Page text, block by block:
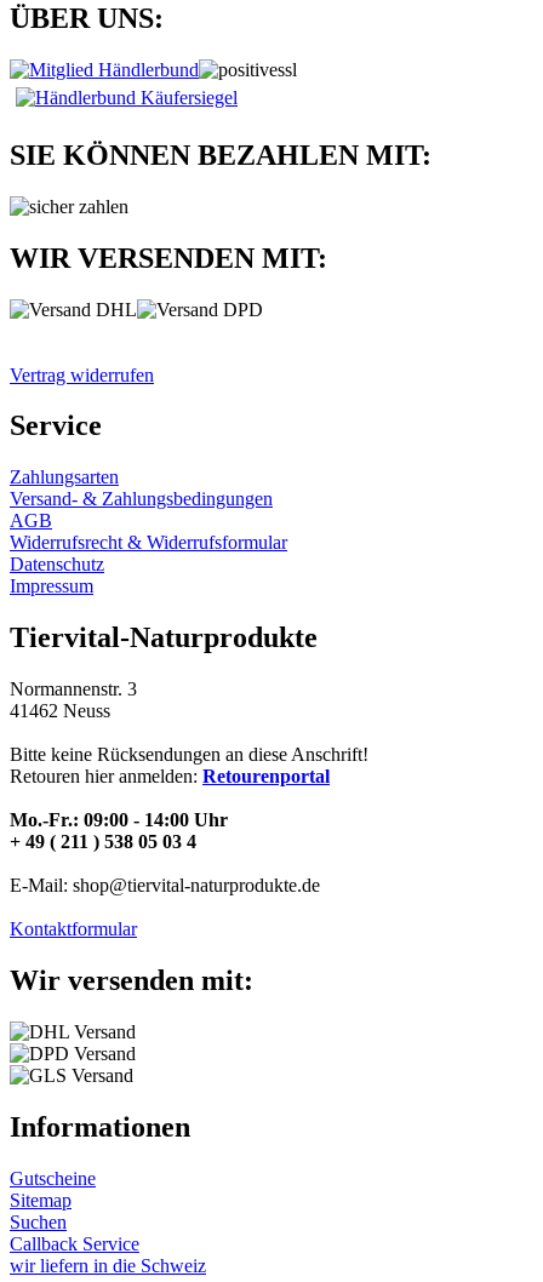
ÜBER UNS:
SIE KÖNNEN BEZAHLEN MIT:
WIR VERSENDEN MIT:
Vertrag widerrufen
Service
Zahlungsarten
Versand- & Zahlungsbedingungen
AGB
Widerrufsrecht & Widerrufsformular
Datenschutz
Impressum
Tiervital-Naturprodukte
Normannenstr. 3
41462 Neuss
Bitte keine Rücksendungen an diese Anschrift!
Retouren hier anmelden: Retourenportal
Mo.-Fr.: 09:00 - 14:00 Uhr
+ 49 ( 211 ) 538 05 03 4
E-Mail: shop@tiervital-naturprodukte.de
Kontaktformular
Wir versenden mit:
Informationen
Gutscheine
Sitemap
Suchen
Callback Service
wir liefern in die Schweiz